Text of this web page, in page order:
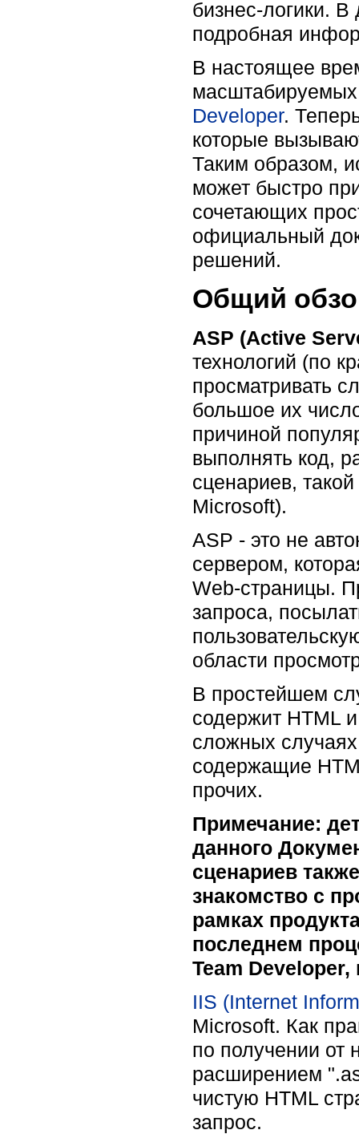
бизнес-логики.
подробная
В настоящее
Developer.
которые
Таким образом,
может быстро
сочетающих
официальный
решений.
Общий
ASP (Active
технологий (по
просматривать
большое их
причиной
выполнять код,
сценариев,
Microsoft).
ASP - это не
сервером,
Web-страницы.
запроса,
области
В простейшем
содержит HTML
сложных
содержащие
прочих.
Примечание:
данного
сценариев
знакомство с
рамках
последнем
Team
IIS (Internet
Microsoft. Как
по получении от
расширением
чистую HTML
запрос.